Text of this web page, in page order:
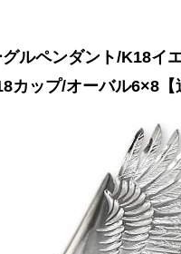
ペンダント/K18イ
カップ/オーバル6×8【